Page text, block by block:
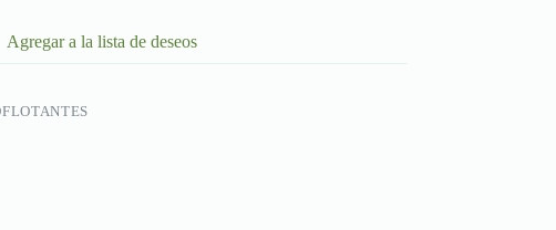
Agregar a la lista de deseos